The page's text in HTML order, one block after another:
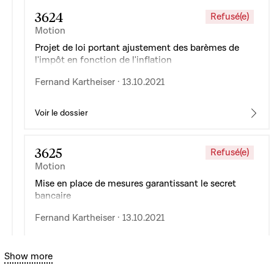
3624
Motion
Refusé(e)
Projet de loi portant ajustement des barèmes de
l'impôt en fonction de l'inflation
Fernand Kartheiser · 13.10.2021
Voir le dossier
3625
Motion
Refusé(e)
Mise en place de mesures garantissant le secret
bancaire
Fernand Kartheiser · 13.10.2021
Bouton graphique servant à afficher ou cacher tous les
Show more